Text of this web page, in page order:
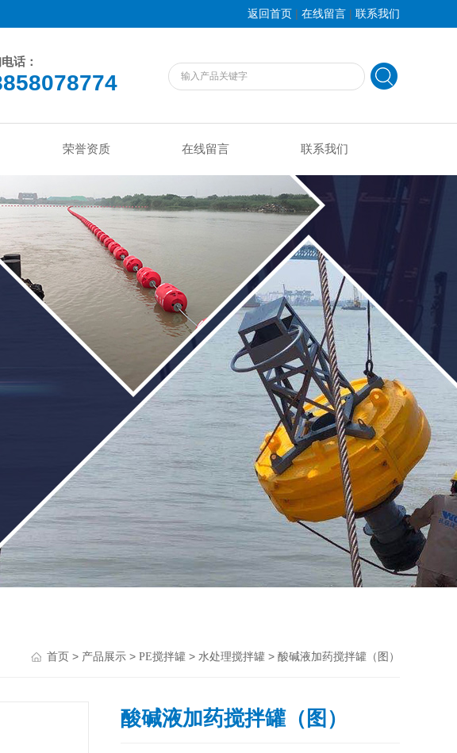
返回首页 | 在线留言 | 联系我们
话：
荣誉资质 在线留言 联系我们
首页 > 产品展示 > PE搅拌罐 > 水处理搅拌罐 > 酸碱液加药搅拌罐（图）
酸碱液加药搅拌罐（图）